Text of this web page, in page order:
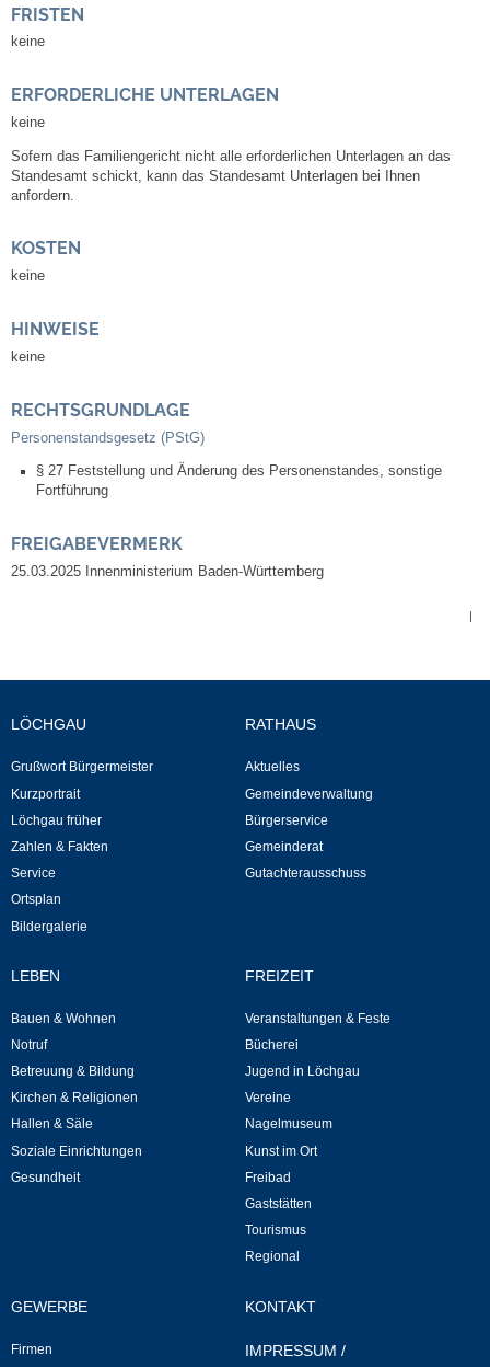
Ortsrecht
Bürgerservice
Gemeinderat
Leben
Bodenrichtwerte
Laufende beschränkte Ausschreibungen
Bebauungspläne
Fortschreibung Flächennutzungsplan
Förderprogramm Balkonkraftwerk
Kommunale Wärmeplanung
Betreuung & Bildung
Schulen
Kindergärten
Musikschule
Katholische Kirchengemeinde
FRISTEN
keine
ERFORDERLICHE UNTERLAGEN
keine
Sofern das Familiengericht nicht alle erforderlichen Unterlagen an das
Standesamt schickt, kann das Standesamt Unterlagen bei Ihnen
anfordern.
KOSTEN
keine
HINWEISE
keine
RECHTSGRUNDLAGE
Personenstandsgesetz (PStG)
§ 27 Feststellung und Änderung des Personenstandes, sonstige
Fortführung
FREIGABEVERMERK
25.03.2025 Innenministerium Baden-Württemberg
LÖCHGAU
Grußwort Bürgermeister
Kurzportrait
Löchgau früher
Zahlen & Fakten
Service
Ortsplan
Bildergalerie
RATHAUS
Aktuelles
Gemeindeverwaltung
Bürgerservice
Gemeinderat
Gutachterausschuss
LEBEN
Bauen & Wohnen
Notruf
Betreuung & Bildung
Kirchen & Religionen
Hallen & Säle
Soziale Einrichtungen
Gesundheit
FREIZEIT
Veranstaltungen & Feste
Bücherei
Jugend in Löchgau
Vereine
Nagelmuseum
Kunst im Ort
Freibad
Gaststätten
Tourismus
Regional
GEWERBE
Firmen
KONTAKT
IMPRESSUM /